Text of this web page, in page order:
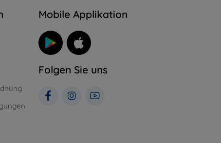
Mobile Applikation
Folgen Sie uns